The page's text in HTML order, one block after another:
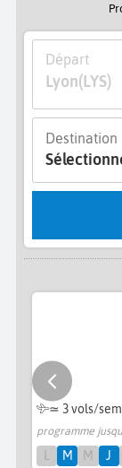
Départ
Lyon(LYS)
Destination
≃ 3 vols/
programme jusqu'
M M J